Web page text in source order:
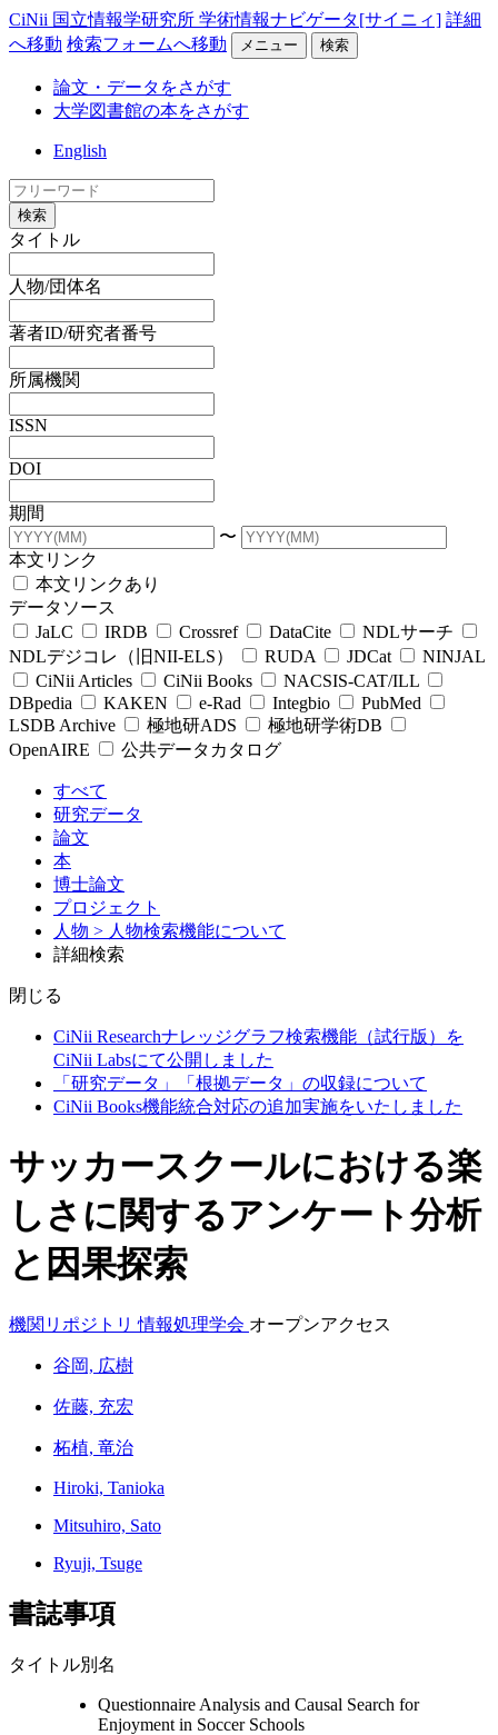
CiNii 国立情報学研究所 学術情報ナビゲータ[サイニィ] 詳細
へ移動 検索フォームへ移動 メニュー 検索
論文・データをさがす
大学図書館の本をさがす
English
検索
タイトル
人物/団体名
著者ID/研究者番号
所属機関
ISSN
DOI
期間
〜
本文リンク
本文リンクあり
データソース
JaLC
IRDB Crossref DataCite
NDLサーチ
NDLデジコレ（旧NII-ELS）
RUDA JDCat
NINJAL
CiNii Articles
CiNii Books
NACSIS-CAT/ILL
DBpedia
KAKEN e-Rad Integbio
PubMed
LSDB Archive
極地研ADS
極地研学術DB
OpenAIRE
公共データカタログ
すべて
研究データ
論文
本
博士論文
プロジェクト
人物 > 人物検索機能について
詳細検索
閉じる
CiNii Researchナレッジグラフ検索機能（試行版）を
CiNii Labsにて公開しました
「研究データ」「根拠データ」の収録について
CiNii Books機能統合対応の追加実施をいたしました
サッカースクールにおける楽
しさに関するアンケート分析
と因果探索
機関リポジトリ情報処理学会 オープンアクセス
谷岡, 広樹
佐藤, 充宏
柘植, 竜治
Hiroki, Tanioka
Mitsuhiro, Sato
Ryuji, Tsuge
書誌事項
タイトル別名
Questionnaire Analysis and Causal Search for
Enjoyment in Soccer Schools